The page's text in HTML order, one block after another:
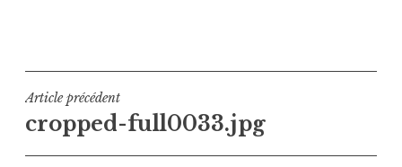
Navigation
de
l’article
Article précédent
cropped-full0033.jpg